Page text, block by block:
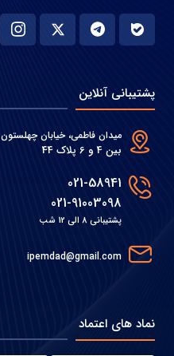
پشتیبانی آنلاین
میدان فاطمی، خیابان چهلستون
بین 4 و 6 پلاک 44
021-58941
021-91003098
پشتیبانی 8 الی 12 شب
ipemdad@gmail.com
نماد های اعتماد